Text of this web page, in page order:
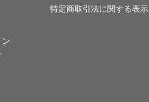
特定商取引法に関する表示